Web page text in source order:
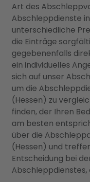
Art des
Abschleppdienste
unterschiedliche
die Einträge
gegebenenfalls
ein individuelles
sich auf unser
um die
(Hessen) zu
finden, der Ihren
am besten
über die
(Hessen) und
Entscheidung bei
Abschleppdienstes,